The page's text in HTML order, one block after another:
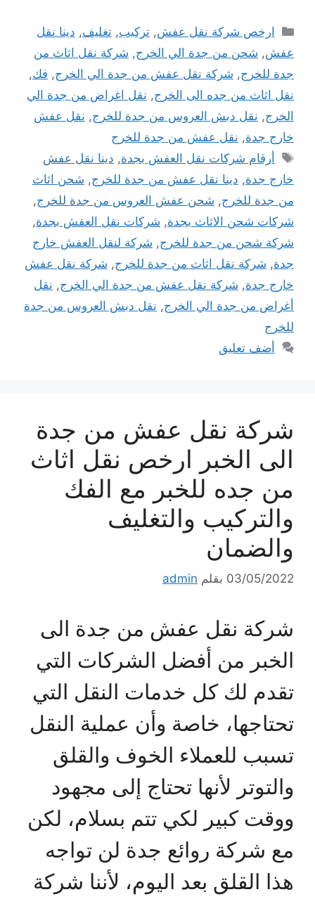
التصنيفات
ارخص شركة نقل عفش,تركيب,تغليف, دينا نقل
عفش, شحن من جدة الي الخرج, شركة نقل اثاث من
جدة للخرج, شركة نقل عفش من جدة الي الخرج, فك,
نقل اثاث من جده الى الخرج, نقل اغراض من جدة الي
الخرج, نقل دبش العروس من جدة للخرج, نقل عفش
خارج جدة, نقل عفش من جدة للخرج
الوسوم
أرقام شركات نقل العفش بجدة, دينا نقل عفش
خارج جدة, دينا نقل عفش من جدة للخرج, شحن اثاث
من جدة للخرج, شحن عفش العروس من جدة للخرج,
شركات شحن الاثاث بجدة, شركات نقل العفش بجدة,
شركة شحن من جدة للخرج, شركة لنقل العفش خارج
جدة, شركة نقل اثاث من جدة للخرج, شركة نقل عفش
خارج جدة, شركة نقل عفش من جدة الي الخرج, نقل
أغراض من جدة الي الخرج, نقل دبش العروس من جدة
للخرج
أضف تعليق
شركة نقل عفش من جدة
الى الخبر ارخص نقل اثاث
من جده للخبر مع الفك
والتركيب والتغليف
والضمان
03/05/2022 بقلم admin
شركة نقل عفش من جدة الى
الخبر من أفضل الشركات التي
تقدم لك كل خدمات النقل التي
تحتاجها، خاصة وأن عملية النقل
تسبب للعملاء الخوف والقلق
والتوتر لأنها تحتاج إلى مجهود
ووقت كبير لكي تتم بسلام، لكن
مع شركة روائع جدة لن تواجه
هذا القلق بعد اليوم، لأننا شركة